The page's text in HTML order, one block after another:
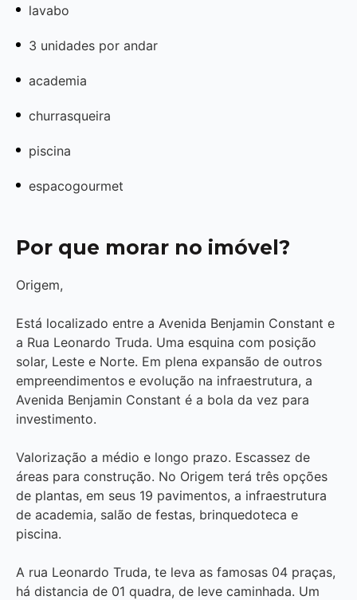
lavabo
3 unidades por andar
academia
churrasqueira
piscina
espacogourmet
Por que morar no imóvel?
Origem,
Está localizado entre a Avenida Benjamin Constant e
a Rua Leonardo Truda. Uma esquina com posição
solar, Leste e Norte. Em plena expansão de outros
empreendimentos e evolução na infraestrutura, a
Avenida Benjamin Constant é a bola da vez para
investimento.
Valorização a médio e longo prazo. Escassez de
áreas para construção. No Origem terá três opções
de plantas, em seus 19 pavimentos, a infraestrutura
de academia, salão de festas, brinquedoteca e
piscina.
A rua Leonardo Truda, te leva as famosas 04 praças,
há distancia de 01 quadra, de leve caminhada. Um